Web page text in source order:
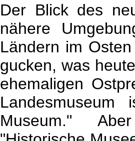
Der Blick des
nähere
Ländern im
gucken, was
ehemaligen
Museum."